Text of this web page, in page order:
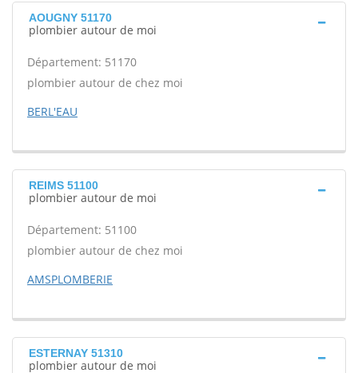
AOUGNY 51170
plombier autour de moi
Département: 51170
plombier autour de chez moi
BERL'EAU
REIMS 51100
plombier autour de moi
Département: 51100
plombier autour de chez moi
AMSPLOMBERIE
ESTERNAY 51310
plombier autour de moi